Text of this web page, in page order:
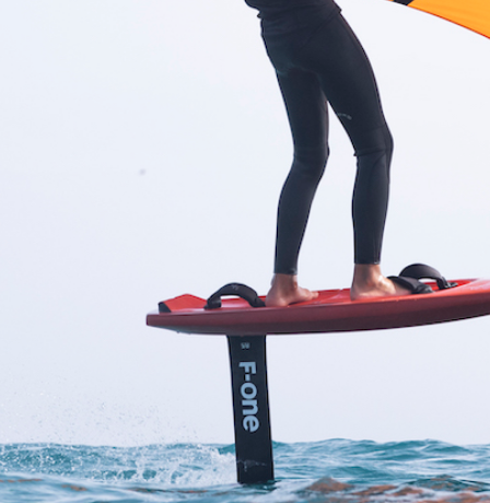
environnement calme et sécurisé. Notez qu’un
départ en wing foil depuis une plage peut ajouter
de la difficulté. Chez Happy Kite School vous
embarquez à bord d’un semi-rigide, afin de
terrain de jeu sécurisé.
Conseil n°3 : tester le matériel de wing foil
, vous allez devoir
acheter ou louer les équipements nécessaires (à
savoir : une planche, un foil, une aile gonflable, une
combinaison et des chaussons en néoprène). Le
matériel pour débuter en wing foilreprésente un
investissement financier. Afin de faire des
économies, vous pourriez être tenté de passer
commande sur Internet. Nous ne pouvons que
vous conseiller d’essayer le matériel de wing foil
avant d’acheter. Une planche trop grande ou trop
petite et une taille d’aile non adaptée freineront